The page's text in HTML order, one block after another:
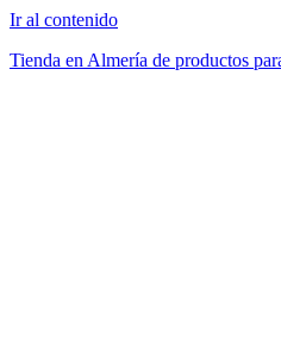
Ir al contenido
Tienda en Almería de productos